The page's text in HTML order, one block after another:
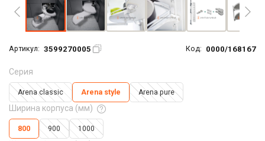
Артикул: 3599270005 Код: 0000/168167
Серия
Arena classic Arena style Arena pure
Ширина корпуса (мм)
800 900 1000